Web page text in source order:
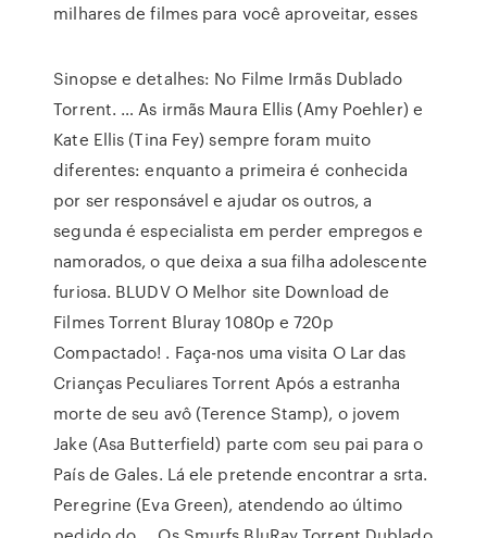
milhares de filmes para você aproveitar, esses
Sinopse e detalhes: No Filme Irmãs Dublado
Torrent. … As irmãs Maura Ellis (Amy Poehler) e
Kate Ellis (Tina Fey) sempre foram muito
diferentes: enquanto a primeira é conhecida
por ser responsável e ajudar os outros, a
segunda é especialista em perder empregos e
namorados, o que deixa a sua filha adolescente
furiosa. BLUDV O Melhor site Download de
Filmes Torrent Bluray 1080p e 720p
Compactado! . Faça-nos uma visita O Lar das
Crianças Peculiares Torrent Após a estranha
morte de seu avô (Terence Stamp), o jovem
Jake (Asa Butterfield) parte com seu pai para o
País de Gales. Lá ele pretende encontrar a srta.
Peregrine (Eva Green), atendendo ao último